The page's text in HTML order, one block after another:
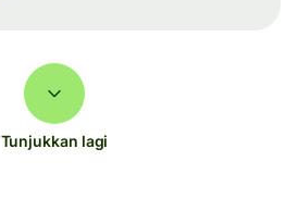
Tunjukkan lagi